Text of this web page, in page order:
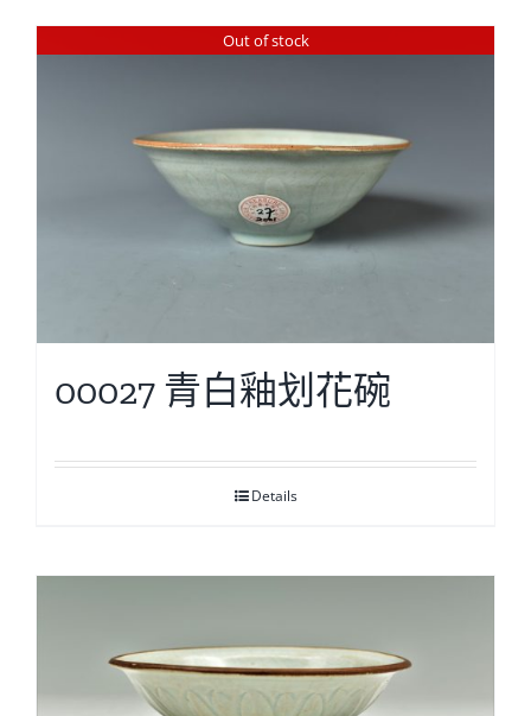
Out of stock
00027 青白釉划花碗
Details